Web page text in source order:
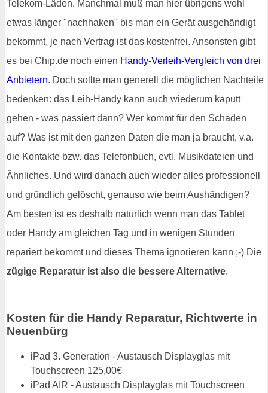
Telekom-Läden. Manchmal muß man hier übrigens wohl
etwas länger "nachhaken" bis man ein Gerät ausgehändigt
bekommt, je nach Vertrag ist das kostenfrei. Ansonsten gibt
es bei Chip.de noch einen Handy-Verleih-Vergleich von drei
Anbietern. Doch sollte man generell die möglichen Nachteile
bedenken: das Leih-Handy kann auch wiederum kaputt
gehen - was passiert dann? Wer kommt für den Schaden
auf? Was ist mit den ganzen Daten die man ja braucht, v.a.
die Kontakte bzw. das Telefonbuch, evtl. Musikdateien und
Ähnliches. Und wird danach auch wieder alles professionell
und gründlich gelöscht, genauso wie beim Aushändigen?
Am besten ist es deshalb natürlich wenn man das Tablet
oder Handy am gleichen Tag und in wenigen Stunden
repariert bekommt und dieses Thema ignorieren kann ;-) Die
zügige Reparatur ist also die bessere Alternative.
Kosten für die Handy Reparatur, Richtwerte in
Neuenbürg
iPad 3. Generation - Austausch Displayglas mit
Touchscreen 125,00€
iPad AIR - Austausch Displayglas mit Touchscreen